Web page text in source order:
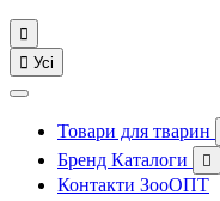

 Усі
Товари для тварин
Бренд Каталоги 
Контакти ЗооОПТ